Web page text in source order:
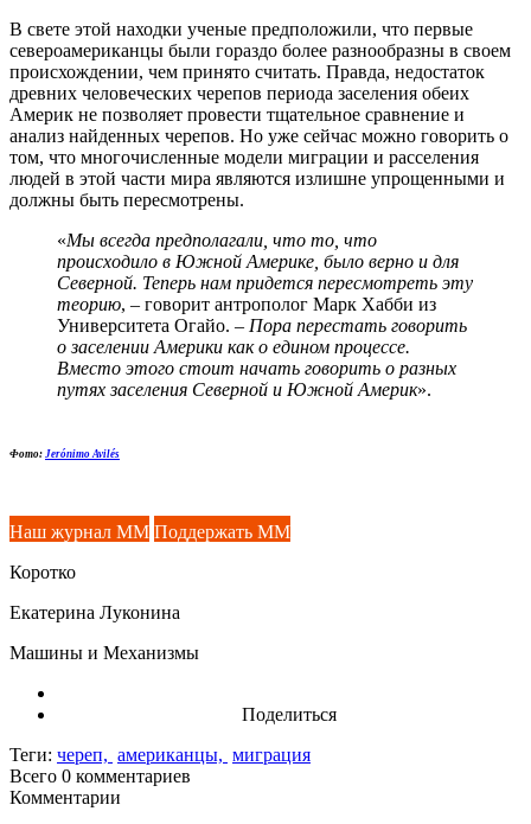
В свете этой находки ученые предположили, что первые
североамериканцы были гораздо более разнообразны в своем
происхождении, чем принято считать. Правда, недостаток
древних человеческих черепов периода заселения обеих
Америк не позволяет провести тщательное сравнение и
анализ найденных черепов. Но уже сейчас можно говорить о
том, что многочисленные модели миграции и расселения
людей в этой части мира являются излишне упрощенными и
должны быть пересмотрены.
«Мы всегда предполагали, что то, что
происходило в Южной Америке, было верно и для
Северной. Теперь нам придется пересмотреть эту
теорию, – говорит антрополог Марк Хабби из
Университета Огайо. – Пора перестать говорить
о заселении Америки как о едином процессе.
Вместо этого стоит начать говорить о разных
путях заселения Северной и Южной Америк».
Фото: Jerónimo Avilés
Наш журнал ММ Поддержать ММ
Коротко
Екатерина Луконина
Машины и Механизмы
Поделиться
Теги: череп, американцы, миграция
Всего 0 комментариев
Комментарии